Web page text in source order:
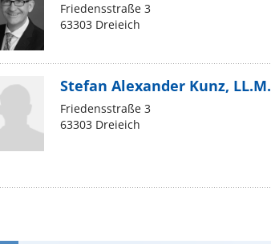
Friedensstraße 3
63303 Dreieich
Stefan Alexander Kunz, LL.M.
Friedensstraße 3
63303 Dreieich